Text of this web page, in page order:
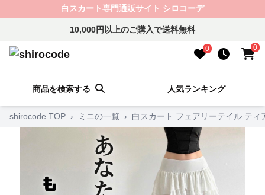
白スカート専門通販サイト シロコーデ
10,000円以上のご購入で送料無料
0 0
商品を検索する 人気ランキング
shirocode TOP › ミニの一覧 › 白スカート フェアリーテイル ティ